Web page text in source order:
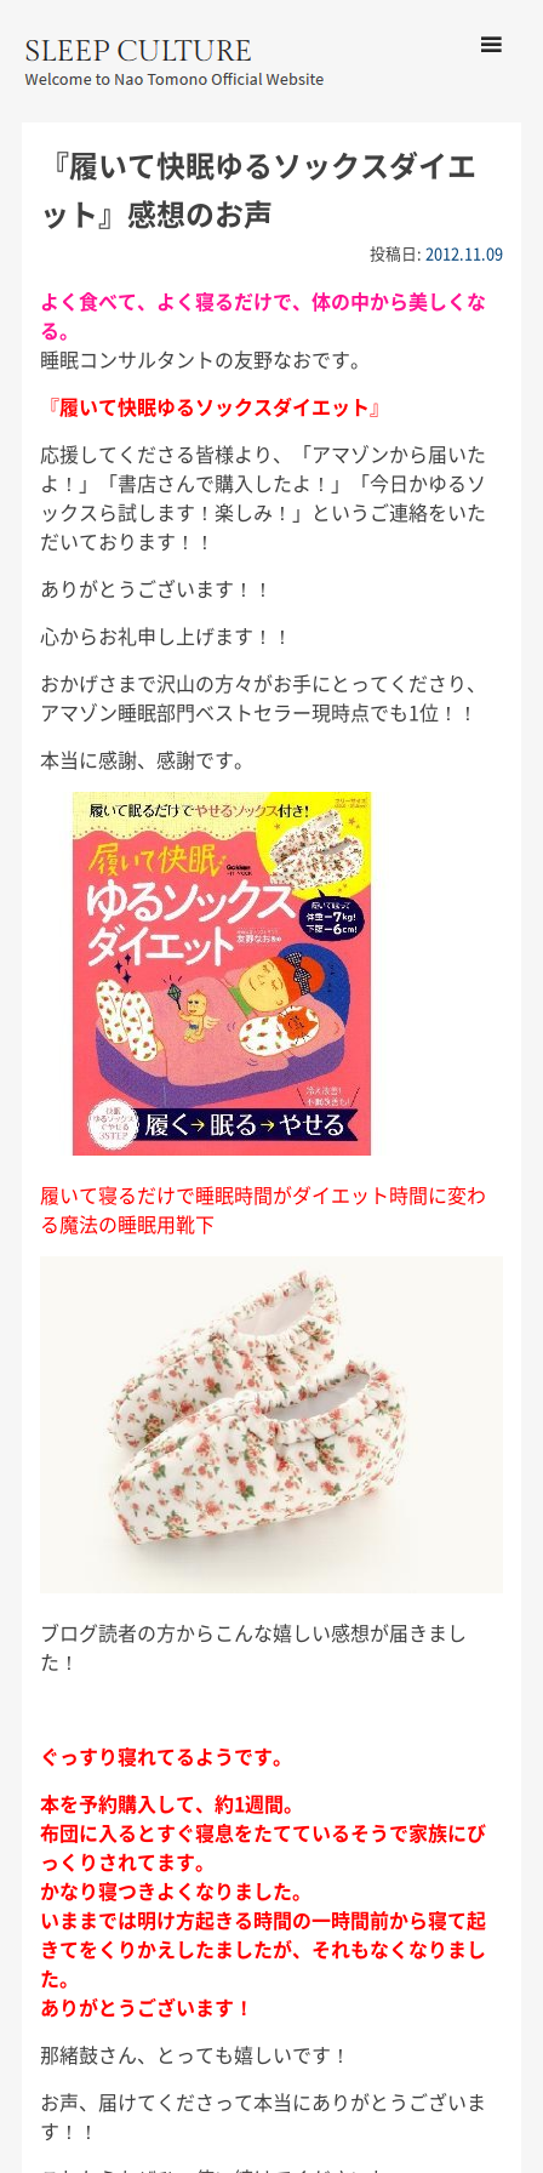
CULTURE
ツへ移動
『履いて快眠ゆるソックスダイエ
ット』感想のお声
投稿日:2012.11.09
よく食べて、よく寝るだけで、体の中から美しくな
る。
睡眠コンサルタントの友野なおです。
『履いて快眠ゆるソックスダイエット』
応援してくださる皆様より、「アマゾンから届いた
よ！」「書店さんで購入したよ！」「今日かゆるソ
ックスら試します！楽しみ！」というご連絡をいた
だいております！！
ありがとうございます！！
心からお礼申し上げます！！
おかげさまで沢山の方々がお手にとってくださり、
アマゾン睡眠部門ベストセラー現時点でも1位！！
本当に感謝、感謝です。
履いて寝るだけで睡眠時間がダイエット時間に変わ
る魔法の睡眠用靴下
ブログ読者の方からこんな嬉しい感想が届きまし
た！
ぐっすり寝れてるようです。
本を予約購入して、約1週間。
布団に入るとすぐ寝息をたてているそうで家族にび
っくりされてます。
かなり寝つきよくなりました。
いままでは明け方起きる時間の一時間前から寝て起
きてをくりかえしたましたが、それもなくなりまし
た。
ありがとうございます！
那緒鼓さん、とっても嬉しいです！
お声、届けてくださって本当にありがとうございま
す！！